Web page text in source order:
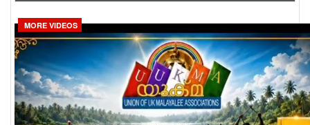
MORE VIDEOS